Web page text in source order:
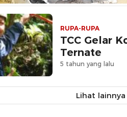
RUPA-RUPA
TCC Gelar
Ternate
5 tahun yang lalu
Lihat lainnya